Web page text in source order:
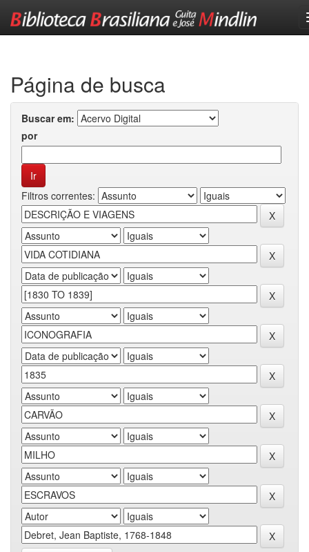
Página de busca
Buscar em:
por
Filtros correntes: